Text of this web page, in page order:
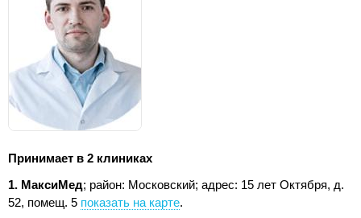
Принимает в 2 клиниках
1. МаксиМед; район: Московский; адрес: 15 лет Октября, д.
52, помещ. 5 показать на карте.